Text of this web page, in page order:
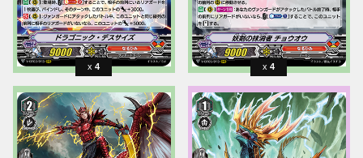
4 4